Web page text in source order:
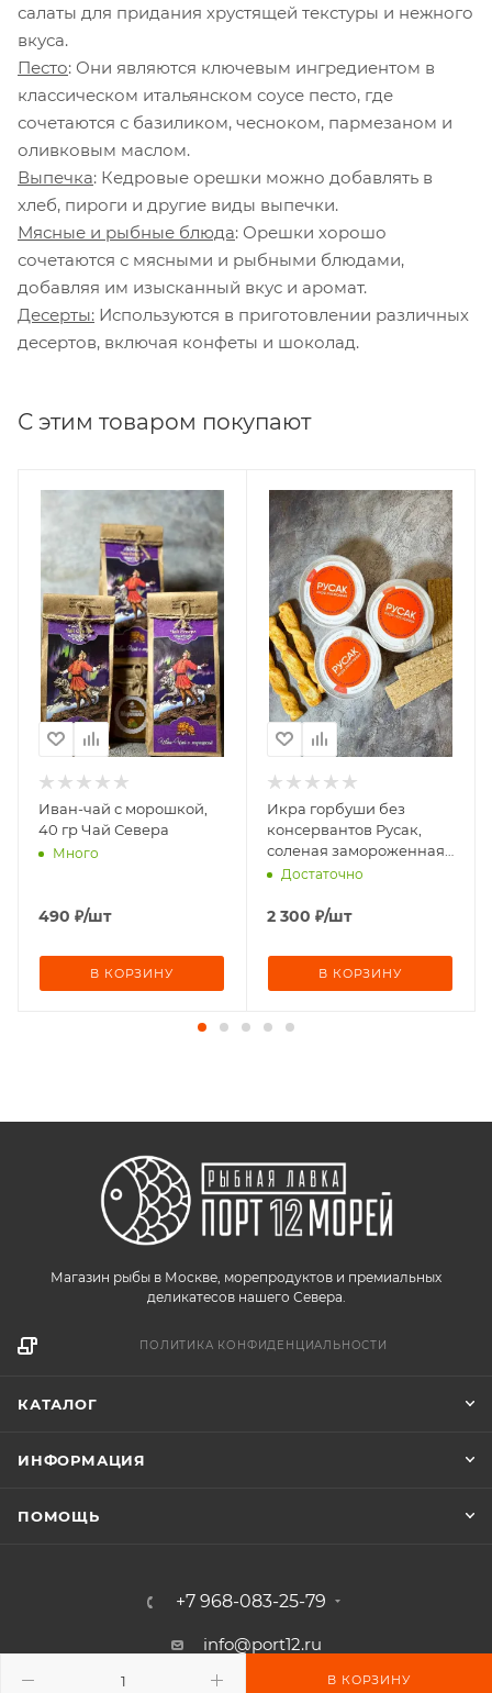
В КОРЗИНУ
салаты для придания хрустящей текстуры и нежного
вкуса.
Песто: Они являются ключевым ингредиентом в
классическом итальянском соусе песто, где
сочетаются с базиликом, чесноком, пармезаном и
оливковым маслом.
Выпечка: Кедровые орешки можно добавлять в
хлеб, пироги и другие виды выпечки.
Мясные и рыбные блюда: Орешки хорошо
сочетаются с мясными и рыбными блюдами,
добавляя им изысканный вкус и аромат.
Десерты: Используются в приготовлении различных
десертов, включая конфеты и шоколад.
С этим товаром покупают
Иван-чай с морошкой,
40 гр Чай Севера
Много
490 ₽/шт
В КОРЗИНУ
Икра горбуши без
консервантов Русак,
соленая замороженная
200г Россия
Достаточно
2 300 ₽/шт
В КОРЗИНУ
Магазин рыбы в Москве, морепродуктов и премиальных
деликатесов нашего Севера.
ПОЛИТИКА КОНФИДЕНЦИАЛЬНОСТИ
КАТАЛОГ
ИНФОРМАЦИЯ
ПОМОЩЬ
+7 968-083-25-79
info@port12.ru